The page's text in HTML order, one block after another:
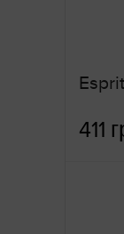
411